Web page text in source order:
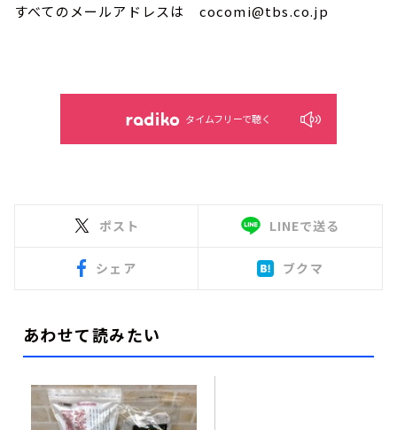
すべてのメールアドレスは cocomi@tbs.co.jp
タイムフリーで聴く
ポスト LINEで送る
シェア ブクマ
あわせて読みたい